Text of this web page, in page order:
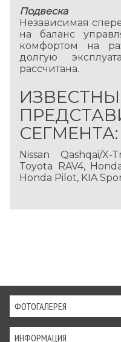
Подвеска
Независимая
на баланс
комфортом на
долгую
рассчитана.
СЕГМЕНТА:
Nissan Qashqai/
Toyota RAV4,
Honda Pilot, KIA
ФОТОГАЛЕРЕЯ
ИНФОРМАЦИЯ